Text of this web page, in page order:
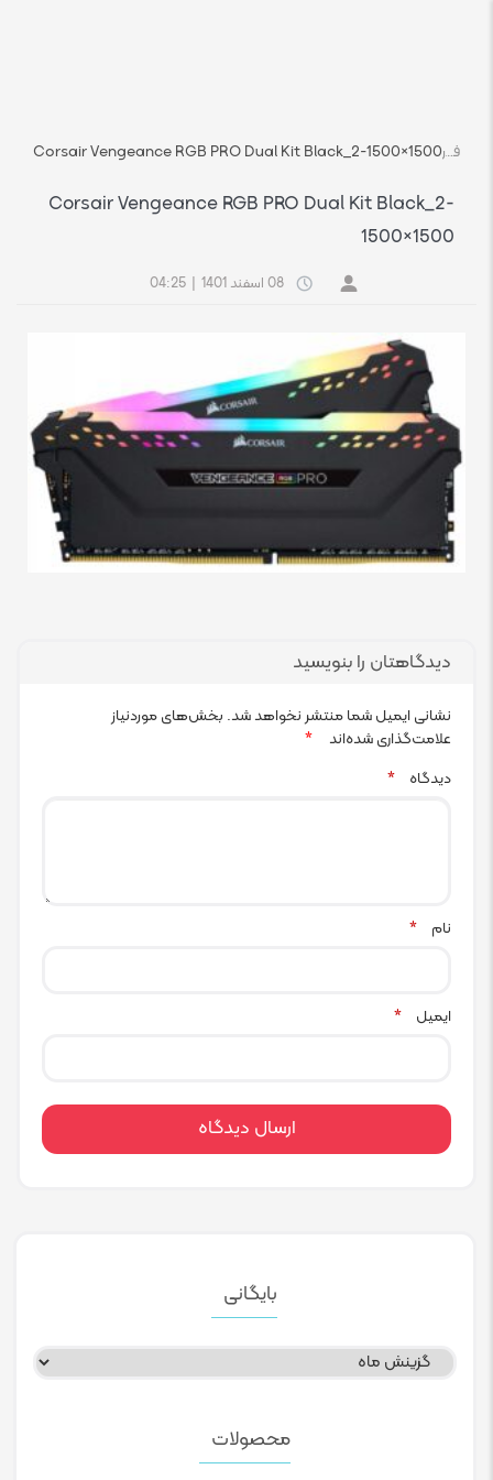
فروشگاه اچ استوک بازار انلاین تجهیزات کامپیوتر استوکرسانه
Corsair Vengeance RGB PRO Dual Kit Black_2-1500×1500
Corsair Vengeance RGB PRO Dual Kit Black_2-
1500×1500
08 اسفند 1401 04:25
دیدگاهتان را بنویسید
نشانی ایمیل شما منتشر نخواهد شد. بخش‌های موردنیاز
علامت‌گذاری شده‌اند
*
دیدگاه
*
نام *
ایمیل *
بایگانی
بایگانی
محصولات